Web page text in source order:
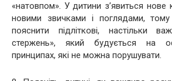
«натовпом». У дитини з’явиться нове
новими звичками і поглядами,
пояснити підліткові, настільки
стержень», який будується на
принципах, які не можна порушувати.